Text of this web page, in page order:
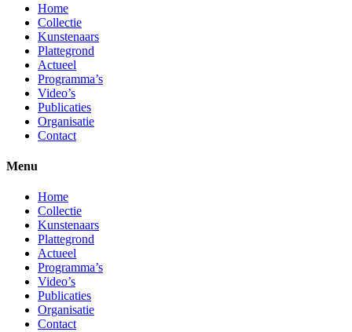
Home
Collectie
Kunstenaars
Plattegrond
Actueel
Programma’s
Video’s
Publicaties
Organisatie
Contact
Menu
Home
Collectie
Kunstenaars
Plattegrond
Actueel
Programma’s
Video’s
Publicaties
Organisatie
Contact